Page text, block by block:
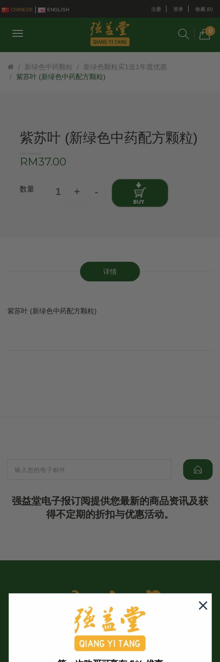
CHINESE ENGLISH 注册 登录 收藏 (0)
0
新绿色中药颗粒
新绿色颗粒买1送1年度优惠
紫苏叶 (新绿色中药配方颗粒)
紫苏叶 (新绿色中药配方颗粒)
RM37.00
数量
详情
紫苏叶 (新绿色中药配方颗粒)
强益堂电子报订阅提供您最新的商品资讯及获
得不定期的折扣与优惠活动。